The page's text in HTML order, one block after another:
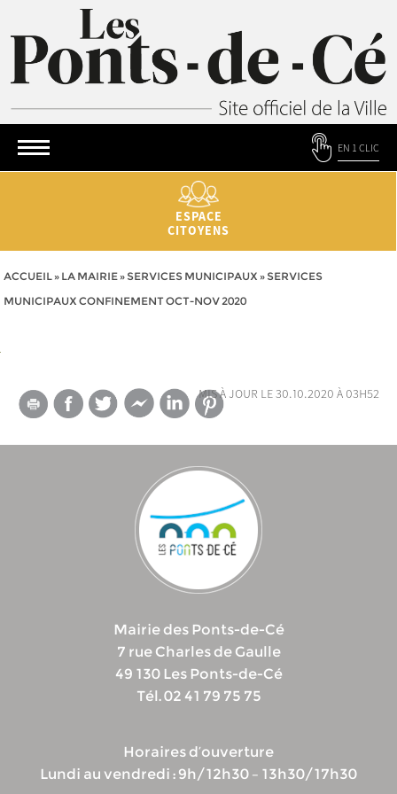
EN 1 CLIC
ESPACE
CITOYENS
ACCUEIL» LA MAIRIE» SERVICES MUNICIPAUX » SERVICES
MUNICIPAUX CONFINEMENT OCT-NOV 2020
mis à jour le 30.10.2020 à 03h52
Mairie des Ponts-de-Cé
7 rue Charles de Gaulle
49 130 Les Ponts-de-Cé
Tél. 02 41 79 75 75
Horaires d’ouverture
Lundi au vendredi : 9h/12h30 – 13h30/17h30